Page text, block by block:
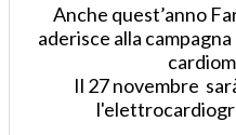
Anche quest’anno
aderisce alla
Il 27 novembre